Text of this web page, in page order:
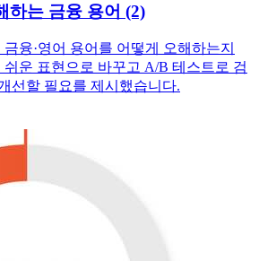
하는 금융 용어 (2)
융·영어 용어를 어떻게 오해하는지
운 표현으로 바꾸고 A/B 테스트로 검
선할 필요를 제시했습니다.